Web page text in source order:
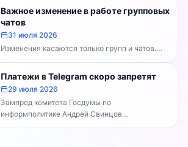
Важное изменение в работе групповых
чатов
31 июля 2026
Изменения касаются только групп и чатов.
Каналы работают в прежнем режиме —
владельцам каналов делать...
Платежи в Telegram скоро запретят
29 июля 2026
Зампред комитета Госдумы по
информполитике Андрей Свинцов
рекомендовал россиянам временно